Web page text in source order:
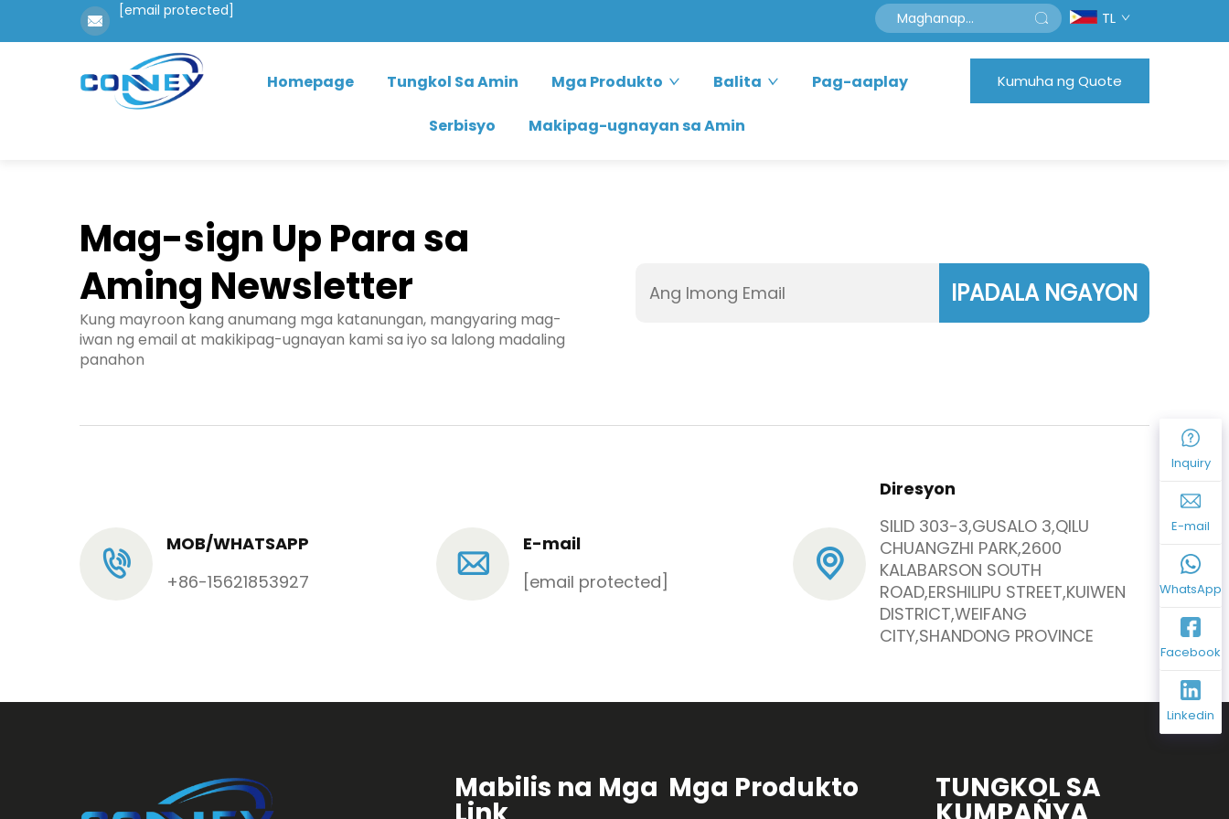
[email protected] TL
Homepage Tungkol Sa Amin Mga Produkto Balita Pag-aaplay
Serbisyo Makipag-ugnayan sa Amin
Kumuha ng Quote
Inquiry
E-mail
WhatsApp
Facebook
Linkedin
Mag-sign Up Para sa
Aming Newsletter
Kung mayroon kang anumang mga katanungan, mangyaring mag-
iwan ng email at makikipag-ugnayan kami sa iyo sa lalong madaling
panahon
IPADALA NGAYON
MOB/WHATSAPP
+86-15621853927
E-mail
[email protected]
Diresyon
SILID 303-3,GUSALO 3,QILU
CHUANGZHI PARK,2600
KALABARSON SOUTH
ROAD,ERSHILIPU STREET,KUIWEN
DISTRICT,WEIFANG
CITY,SHANDONG PROVINCE
Mabilis na Mga Mga Produkto TUNGKOL SA